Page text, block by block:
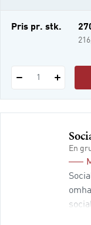
at
i-bog
Pris pr. stk.
1
En